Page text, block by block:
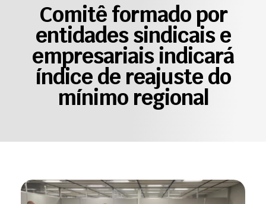
Comitê formado por
entidades sindicais e
empresariais indicará
índice de reajuste do
mínimo regional